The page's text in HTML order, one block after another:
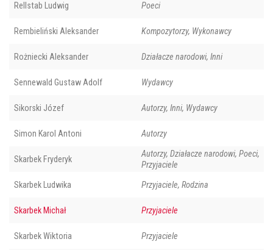
Rellstab Ludwig Poeci
Rembieliński Aleksander Kompozytorzy, Wykonawcy
Rożniecki Aleksander Działacze narodowi, Inni
Sennewald Gustaw Adolf Wydawcy
Sikorski Józef Autorzy, Inni, Wydawcy
Simon Karol Antoni Autorzy
Skarbek Fryderyk
Autorzy, Działacze narodowi, Poeci,
Przyjaciele
Skarbek Ludwika Przyjaciele, Rodzina
Skarbek Michał Przyjaciele
Skarbek Wiktoria Przyjaciele